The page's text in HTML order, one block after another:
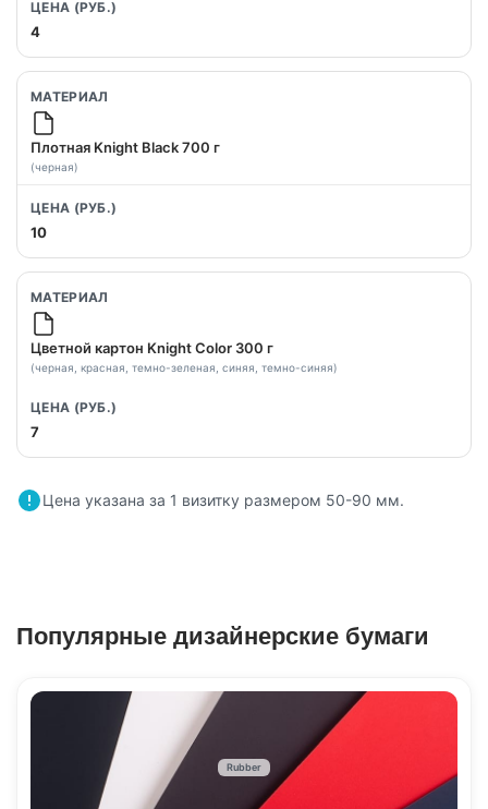
4
Плотная Knight Black 700 г
(черная)
10
Цветной картон Knight Color 300 г
(черная, красная, темно-зеленая, синяя, темно-синяя)
7
Цена указана за 1 визитку размером 50-90 мм.
Популярные дизайнерские бумаги
Rubber